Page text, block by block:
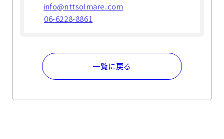
info@nttsolmare.com
06-6228-8861
一覧に戻る